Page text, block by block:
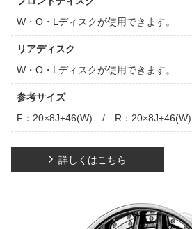
W・O・Lディスクが使用できます。
リアディスク
W・O・Lディスクが使用できます。
参考サイズ
F：20×8J+46(W) / R：20×8J+46(W)
詳しくはこちら